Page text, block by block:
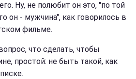
Ну, не полюбит он это, "по той
он - мужчина", как говорилось в
фильме.
что сделать, чтобы
простой: не быть такой, как